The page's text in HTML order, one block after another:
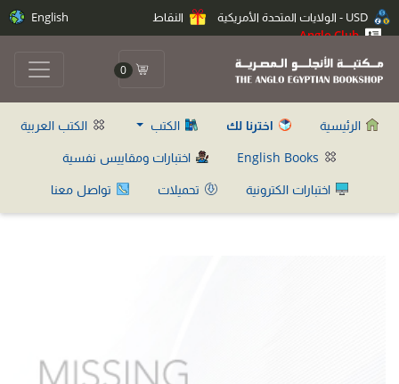
النقاط
Anglo Club
English
0
الرئيسية اخترنا لك الكتب
الكتب العربية
اختبارات ومقاييس نفسية
اختبارات الكترونية
تحميلات تواصل معنا